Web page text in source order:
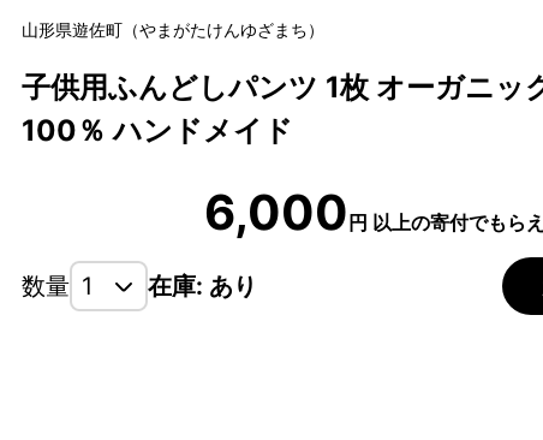
山形県遊佐町 （やまがたけんゆざまち）
子供用ふんどしパンツ 1枚 オーガニッ
100％ ハンドメイド
6,000円 以上の寄付でもら
数量 在庫: あり